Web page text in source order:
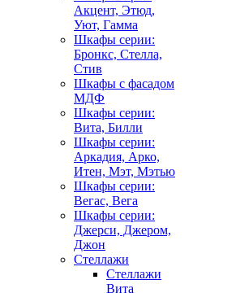
Акцент, Этюд,
Уют, Гамма
Шкафы серии:
Бронкс, Стелла,
Стив
Шкафы с фасадом
МДФ
Шкафы серии:
Вита, Билли
Шкафы серии:
Аркадия, Арко,
Итен, Мэт, Мэтью
Шкафы серии:
Вегас, Вега
Шкафы серии:
Джерси, Джером,
Джон
Стеллажи
Стеллажи
Вита